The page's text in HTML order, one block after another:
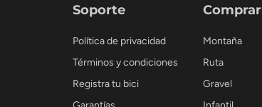
Soporte
Política de privacidad
Términos y condiciones
Registra tu bici
Comprar
Montaña
Ruta
Gravel